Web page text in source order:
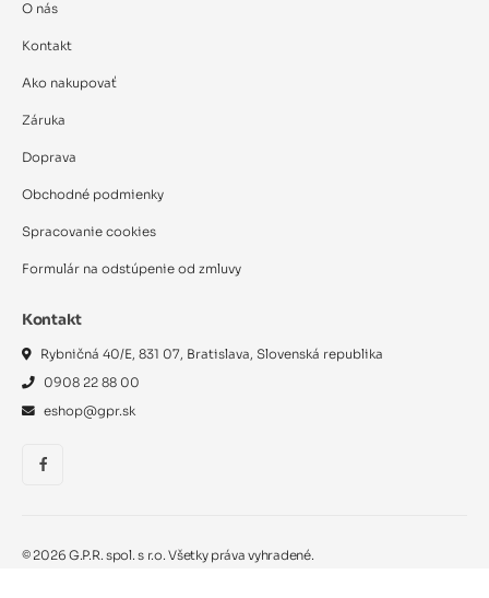
O nás
Kontakt
Ako nakupovať
Záruka
Doprava
Obchodné podmienky
Spracovanie cookies
Formulár na odstúpenie od zmluvy
Kontakt
Rybničná 40/E, 831 07, Bratislava, Slovenská republika
0908 22 88 00
eshop@gpr.sk
© 2026 G.P.R. spol. s r.o. Všetky práva vyhradené.